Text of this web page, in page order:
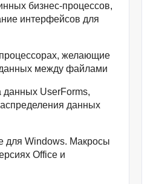
бизнес-процессов,
интерфейсов для
желающие
данных между файлами
UserForms,
данных
для Windows. Макросы
Office и